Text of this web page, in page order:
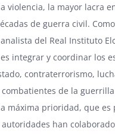
violencia, la mayor lacra
de guerra civil.
del Real Instituto
integrar y coordinar los
contraterrorismo,
de la
máxima prioridad, que es
han